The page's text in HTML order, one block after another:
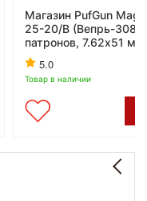
Магазин PufGun Mag
25-20/B (Вепрь-308,
патронов, 7.62х51
5.0
Товар в наличии